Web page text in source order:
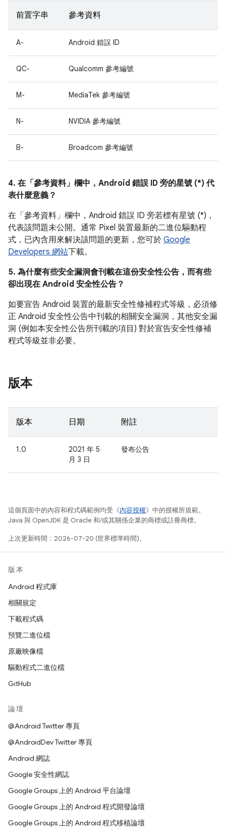
前置字串 參考資料
A- Android 錯誤 ID
QC- Qualcomm 參考編號
M- MediaTek 參考編號
N- NVIDIA 參考編號
B- Broadcom 參考編號
4. 在「參考資料」 欄中，Android 錯誤 ID 旁的星號 (*) 代
表什麼意義？
在「參考資料」欄中， Android 錯誤 ID 旁若標有星號 (*)，
代表該問題未公開。通常 Pixel 裝置最新的二進位驅動程
式，已內含用來解決該問題的更新，您可於 Google
Developers 網站下載。
5. 為什麼有些安全漏洞會刊載在這份安全性公告，而有些
卻出現在 Android 安全性公告？
如要宣告 Android 裝置的最新安全性修補程式等級，必須修
正 Android 安全性公告中刊載的相關安全漏洞，其他安全漏
洞 (例如本安全性公告所刊載的項目) 對於宣告安全性修補
程式等級並非必要。
版本
版本 日期 附註
1.0
2021 年 5
月 3 日
發布公告
這個頁面中的內容和程式碼範例均受《內容授權》中的授權所規範。
Java 與 OpenJDK 是 Oracle 和/或其關係企業的商標或註冊商標。
上次更新時間：2026-07-20 (世界標準時間)。
版本
Android 程式庫
相關規定
下載程式碼
預覽二進位檔
原廠映像檔
驅動程式二進位檔
GitHub
論壇
@Android Twitter 專頁
@AndroidDev Twitter 專頁
Android 網誌
Google 安全性網誌
Google Groups 上的 Android 平台論壇
Google Groups 上的 Android 程式開發論壇
Google Groups 上的 Android 程式移植論壇